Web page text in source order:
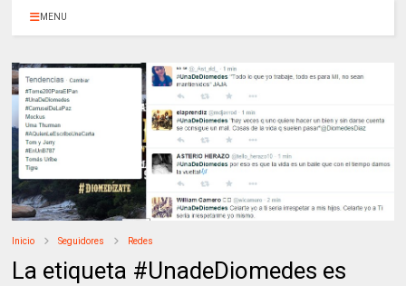
MENU
Inicio Seguidores Redes
La etiqueta #UnadeDiomedes es